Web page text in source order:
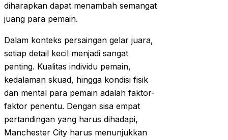
diharapkan dapat menambah semangat
juang para pemain.
Dalam konteks persaingan gelar juara,
setiap detail kecil menjadi sangat
penting. Kualitas individu pemain,
kedalaman skuad, hingga kondisi fisik
dan mental para pemain adalah faktor-
faktor penentu. Dengan sisa empat
pertandingan yang harus dihadapi,
Manchester City harus menunjukkan